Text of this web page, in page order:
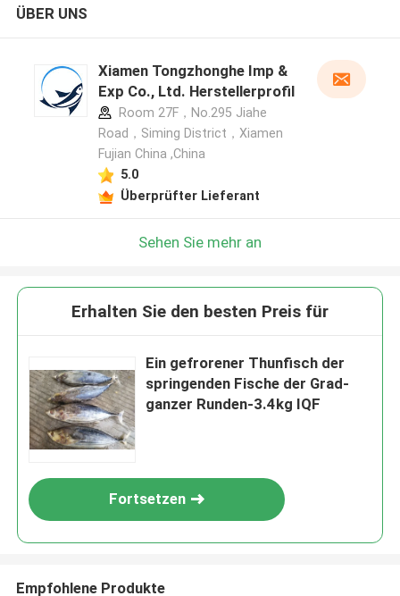
ÜBER UNS
Xiamen Tongzhonghe Imp &
Exp Co., Ltd. Herstellerprofil
Room 27F，No.295 Jiahe
Road，Siming District，Xiamen
Fujian China ,China
5.0
Überprüfter Lieferant
Sehen Sie mehr an
Erhalten Sie den besten Preis für
Ein gefrorener Thunfisch der
springenden Fische der Grad-
ganzer Runden-3.4kg IQF
Fortsetzen
Empfohlene Produkte